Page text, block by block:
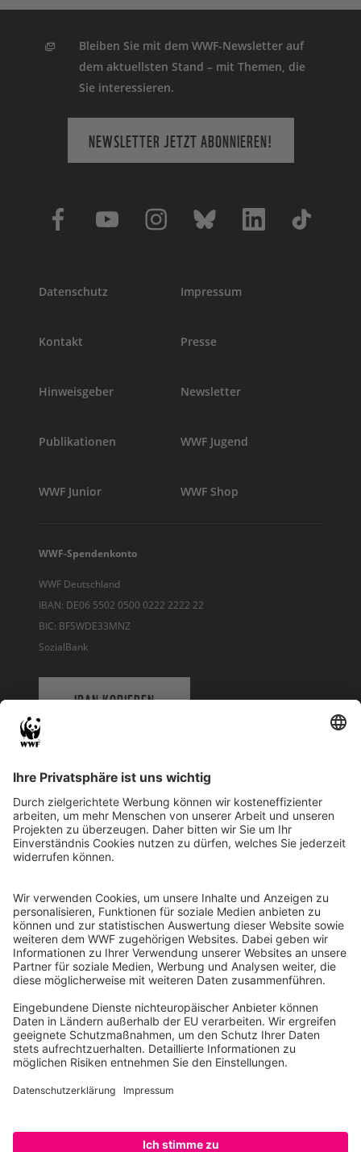
Bleiben Sie mit dem WWF-Newsletter auf
dem aktuellsten Stand – mit Themen, die
Sie interessieren.
NEWSLETTER JETZT ABONNIEREN!
Datenschutz Impressum
Kontakt Presse
Hinweisgeber Newsletter
Publikationen WWF Jugend
WWF Junior WWF Shop
WWF-Spendenkonto
WWF Deutschland
IBAN: DE06 5502 0500 0222 2222 22
BIC: BFSWDE33MNZ
SozialBank
IBAN KOPIEREN
WWF Deutschland
Reinhardtstr. 18
10117 Berlin
Ihre Spende kann steuerlich geltend gemacht werden
Registriert als Stiftung WWF Deutschland, Senatsverwaltung für
Justiz Berlin, Az: 3416/976/2
Umsatzsteuer-Identifikationsnummer: DE 114236103
Freistellungsbescheid: Als gemeinnützige Körperschaft befreit
von der Körperschaftssteuer gem. §5 I 9 KStg. unter der
Steuernummer 27/641/09321